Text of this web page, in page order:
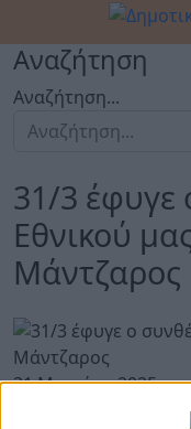
Αναζήτηση
Αναζήτηση...
31/3 έφυγε
Εθνικού
Μάντζαρος
31 Μαρτίου 2025